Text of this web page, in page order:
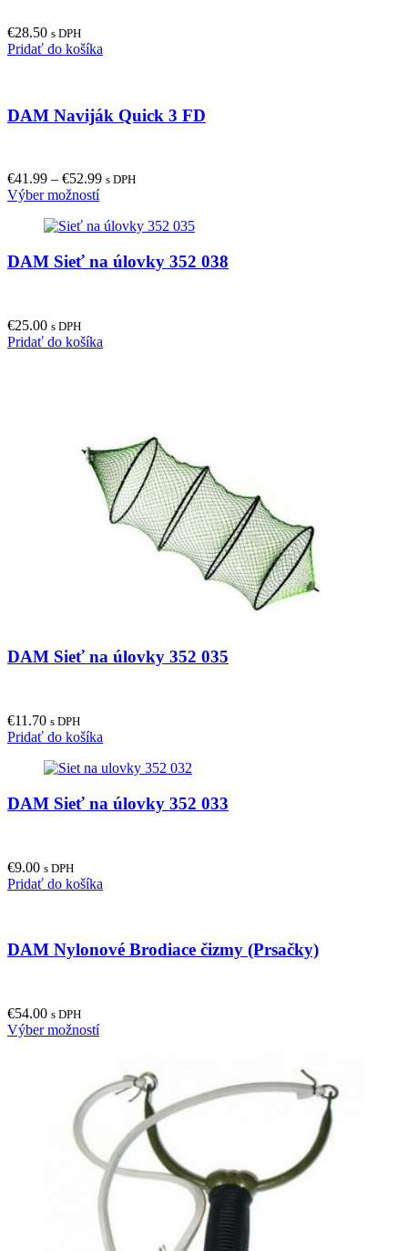
€28.50 s DPH
Pridať do košíka
DAM Naviják Quick 3 FD
€41.99 – €52.99 s DPH
Výber možnostíThis
has
variants.
chosen
DAM Sieť na úlovky 352 038
€25.00 s DPH
Pridať do košíka
DAM Sieť na úlovky 352 035
€11.70 s DPH
Pridať do košíka
DAM Sieť na úlovky 352 033
€9.00 s DPH
Pridať do košíka
DAM Nylonové Brodiace čizmy (Prsačky)
€54.00 s DPH
Výber možnostíThis
multiple
variants.
options
may
be
chosen
on
the
product
page